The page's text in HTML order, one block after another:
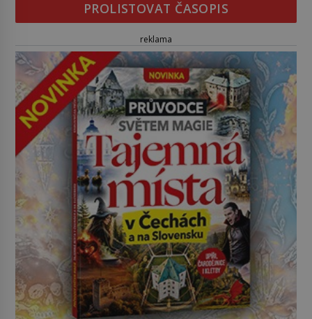
PROLISTOVAT ČASOPIS
reklama